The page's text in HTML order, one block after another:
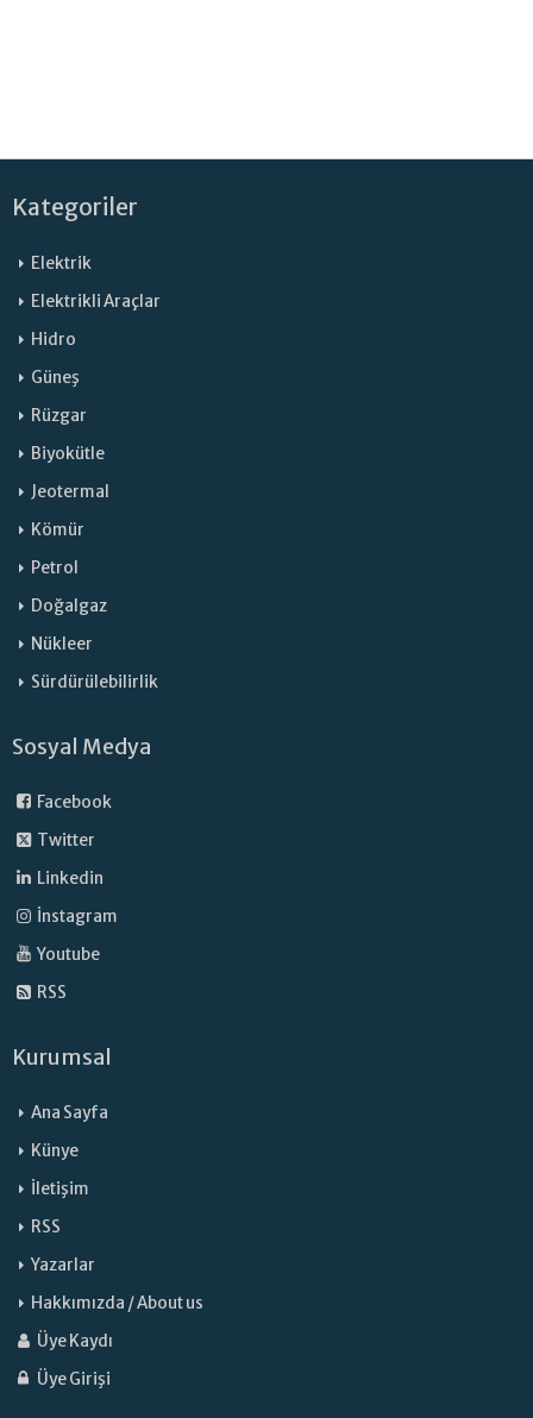
Kategoriler
Elektrik
Elektrikli Araçlar
Hidro
Güneş
Rüzgar
Biyokütle
Jeotermal
Kömür
Petrol
Doğalgaz
Nükleer
Sürdürülebilirlik
Sosyal Medya
Facebook
Twitter
Linkedin
İnstagram
Youtube
RSS
Kurumsal
Ana Sayfa
Künye
İletişim
RSS
Yazarlar
Hakkımızda / About us
Üye Kaydı
Üye Girişi